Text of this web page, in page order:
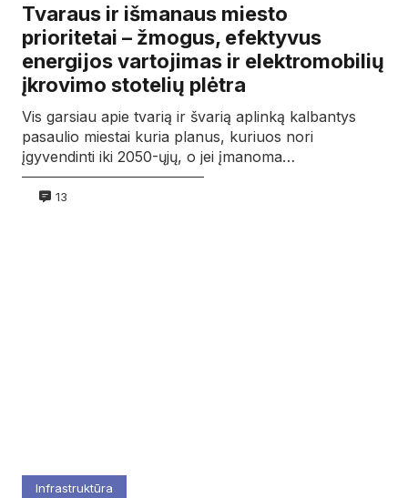
Tvaraus ir išmanaus miesto
prioritetai – žmogus, efektyvus
energijos vartojimas ir elektromobilių
įkrovimo stotelių plėtra
Vis garsiau apie tvarią ir švarią aplinką kalbantys
pasaulio miestai kuria planus, kuriuos nori
įgyvendinti iki 2050-ųjų, o jei įmanoma…
13
Infrastruktūra